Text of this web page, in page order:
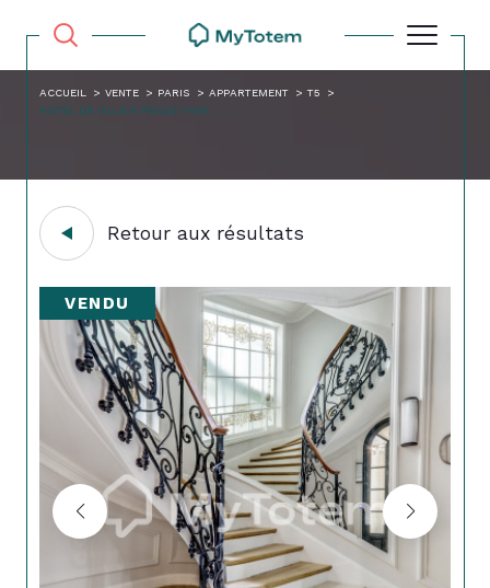
ACCUEIL VENTE PARIS APPARTEMENT
T5
HOTEL DE VILLE 5 PIECES 110M
Retour aux résultats
VENDU